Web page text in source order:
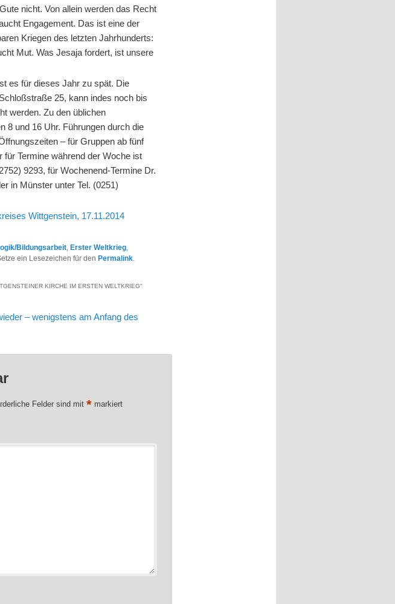
nicht. Von allein werden das Recht
Engagement. Das ist eine der
Kriegen des letzten Jahrhunderts:
Mut. Was Jesaja fordert, ist unsere
es für dieses Jahr zu spät. Die
25, kann indes noch bis
werden. Zu den üblichen
8 und 16 Uhr. Führungen durch die
– für Gruppen ab fünf
Termine während der Woche ist
9293, für Wochenend-Termine Dr.
in Münster unter Tel. (0251)
Wittgenstein, 17.11.2014
Bildungsarbeit,Erster Weltkrieg,
ein Lesezeichen für denPermalink.
KIRCHE IM ERSTEN WELTKRIEG“
– wenigstens am Anfang des
Felder sind mit* markiert